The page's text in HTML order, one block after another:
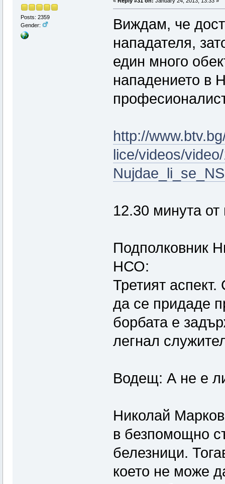
Posts: 2359
Gender:
Виждам, че
нападателя,
един много
нападението в
http://
lice/videos/
12.30 минута от
Подполковник
НСО:
Третият
да се придаде
борбата е
легнал
Водещ: А не е
Николай
в безпомощно
белезници.
което не може